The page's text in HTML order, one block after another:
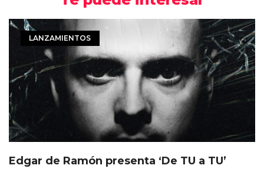
LANZAMIENTOS
Edgar de Ramón presenta ‘De TU a TU’